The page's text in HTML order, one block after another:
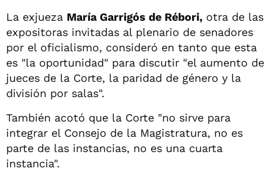
La exjueza María Garrigós de Rébori, otra de las
expositoras invitadas al plenario de senadores
por el oficialismo, consideró en tanto que esta
es "la oportunidad" para discutir "el aumento de
jueces de la Corte, la paridad de género y la
división por salas".
También acotó que la Corte "no sirve para
integrar el Consejo de la Magistratura, no es
parte de las instancias, no es una cuarta
instancia".